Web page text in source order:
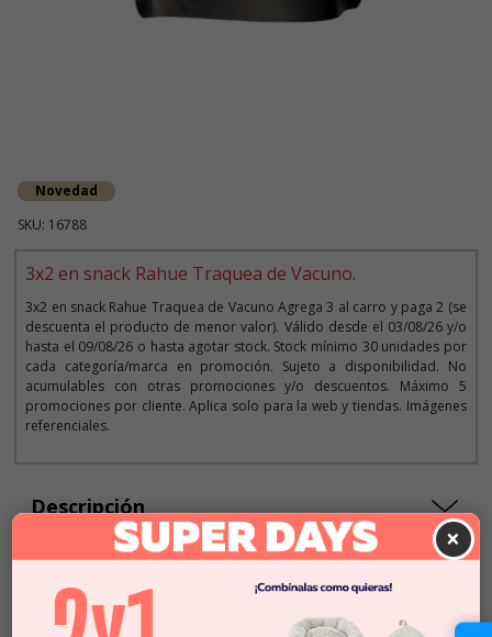
Novedad
SKU: 16788
3x2 en snack Rahue Traquea de Vacuno.
3x2 en snack Rahue Traquea de Vacuno Agrega 3 al carro y paga 2 (se
descuenta el producto de menor valor). Válido desde el 03/08/26 y/o
hasta el 09/08/26 o hasta agotar stock. Stock mínimo 30 unidades por
cada categoría/marca en promoción. Sujeto a disponibilidad. No
acumulables con otras promociones y/o descuentos. Máximo 5
promociones por cliente. Aplica solo para la web y tiendas. Imágenes
referenciales.
Descripción
Cantidad:
- +
En Stock
×